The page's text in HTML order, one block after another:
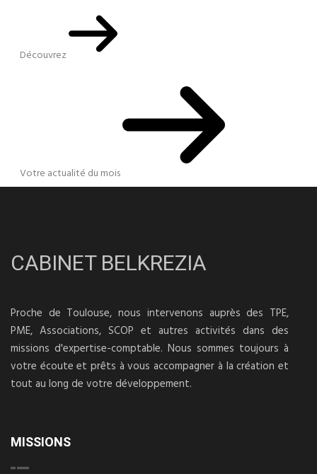
Découvrez
Votre actualité du mois
CABINET BELKREZIA
Proche de Toulouse, nous intervenons auprès des TPE,
PME, Associations, SCOP et autres activités dans des
missions d'expertise-comptable. Nous sommes toujours à
votre écoute et prêts à vous accompagner à la création et
tout au long de votre développement.
MISSIONS